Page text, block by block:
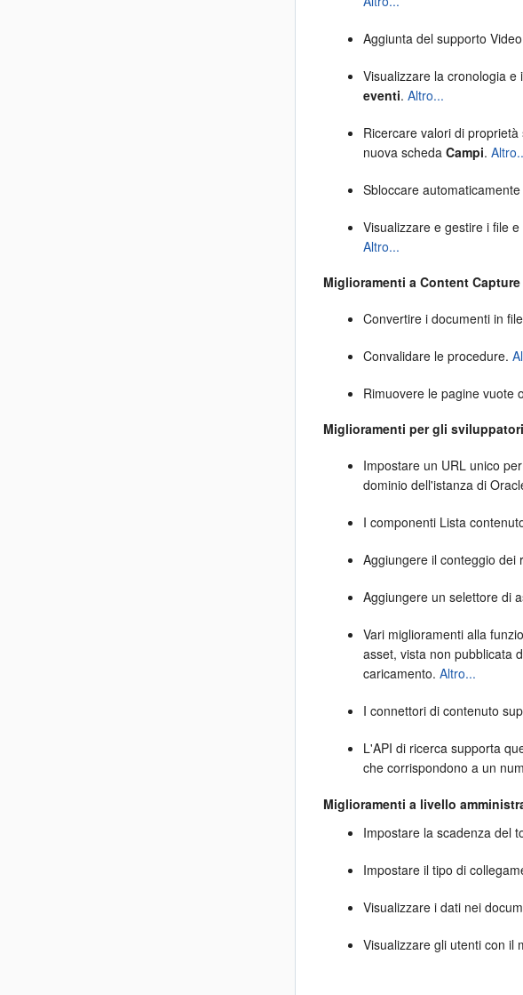
Aggiunta del supporto
Visualizzare la cronologia
eventi.Altro...
Ricercare valori di
nuova schedaCampi.
Sbloccare
Visualizzare e gestire i file
Altro...
Miglioramenti a Content Capture
Convertire i documenti in
Convalidare le procedure.
Rimuovere le pagine vuote
Miglioramenti per gli sviluppatori
Impostare un URL unico
dominio dell'istanza di
I componenti Lista
Aggiungere il conteggio
Aggiungere un selettore di
Vari miglioramenti alla
asset, vista non pubblicata
caricamento.Altro...
I connettori di contenuto
L'API di ricerca supporta
che corrispondono a un
Miglioramenti a livello
Impostare la scadenza del
Impostare il tipo di
Visualizzare i dati nei
Visualizzare gli utenti con il